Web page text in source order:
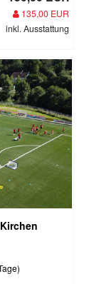
135,00 EUR
inkl. Ausstattung